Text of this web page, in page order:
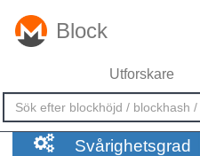
Block
Utforskare
Svårighetsgrad